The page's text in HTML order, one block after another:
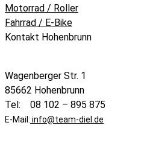
Motorrad / Roller
Fahrrad / E-Bike
Kontakt Hohenbrunn
Wagenberger Str. 1
85662 Hohenbrunn
Tel: 08 102 – 895 875
E-Mail: info@team-diel.de